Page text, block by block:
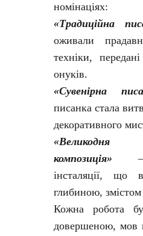
номінаціях:
«Традиційна
оживали
техніки,
онуків.
«Сувенірна
писанка стала
декоративного
«Великодня
композиція» —
інсталяції, що
глибиною,
Кожна робота
довершеною, мов